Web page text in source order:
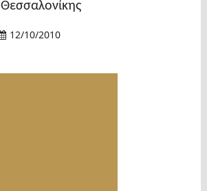
Θεσσαλονίκης
12/10/2010